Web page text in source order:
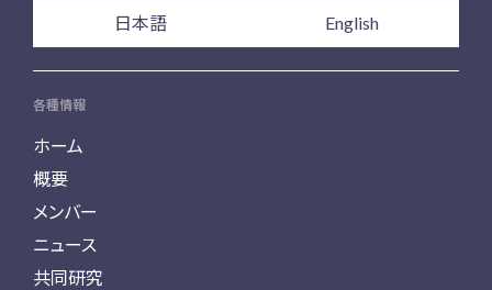
日本語 English
各種情報
ホーム
概要
メンバー
ニュース
共同研究